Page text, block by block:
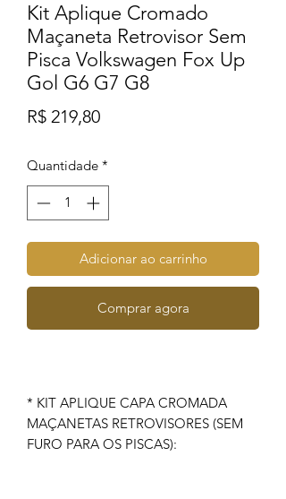
Kit Aplique Cromado
Maçaneta Retrovisor Sem
Pisca Volkswagen Fox Up
Gol G6 G7 G8
R$ 219,80Preço
Quantidade *
Adicionar ao carrinho
Comprar agora
* KIT APLIQUE CAPA CROMADA
MAÇANETAS RETROVISORES (SEM
FURO PARA OS PISCAS):